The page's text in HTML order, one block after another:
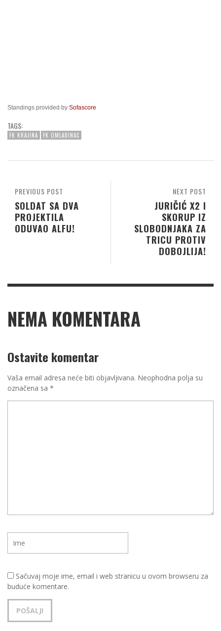
Standings provided by Sofascore
TAGS:
FK KRAJINA FK OMLADINAC
NEXT POST
JURIČIĆ X2 I
SKORUP IZ
SLOBODNJAKA ZA
TRICU PROTIV
DOBOJLIJA!
PREVIOUS POST
SOLDAT SA DVA
PROJEKTILA
ODUVAO ALFU!
NEMA KOMENTARA
Ostavite komentar
Vaša email adresa neće biti objavljivana. Neophodna polja su
označena sa *
Sačuvaj moje ime, email i web stranicu u ovom browseru za
buduće komentare.